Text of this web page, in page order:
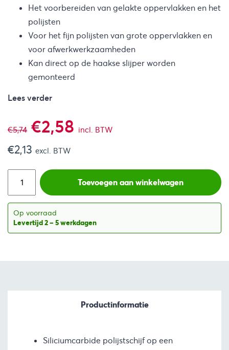
Het voorbereiden van gelakte oppervlakken en het
polijsten
Voor het fijn polijsten van grote oppervlakken en
voor afwerkwerkzaamheden
Kan direct op de haakse slijper worden
gemonteerd
Lees verder
€5,74 Oorspronkelijke
prijs
was:
€5,74.
€2,58 Huidige
is:
€2,58.
incl. BTW
€2,13 excl. BTW
Toevoegen aan winkelwagen
Op voorraad
Levertijd 2 – 5 werkdagen
Productinformatie
Siliciumcarbide polijstschijf op een